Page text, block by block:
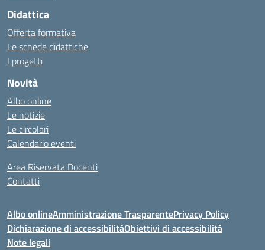
Didattica
Offerta formativa
Le schede didattiche
I progetti
Novità
Albo online
Le notizie
Le circolari
Calendario eventi
Area Riservata Docenti
Contatti
Albo onlineAmministrazione TrasparentePrivacy Policy
Dichiarazione di accessibilitàObiettivi di accessibilità
Note legali